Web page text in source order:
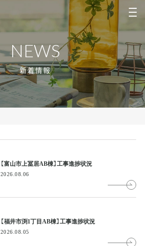
NEWS
新着情報
【富山市上冨居AB棟】工事進捗状況
2026.08.06
【福井市渕1丁目AB棟】工事進捗状況
2026.08.05